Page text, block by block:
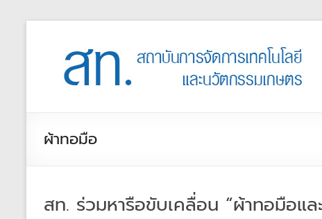
ผ้าทอมือ
สท. ร่วมหารือขับเคลื่อน “ผ้าทอมือ